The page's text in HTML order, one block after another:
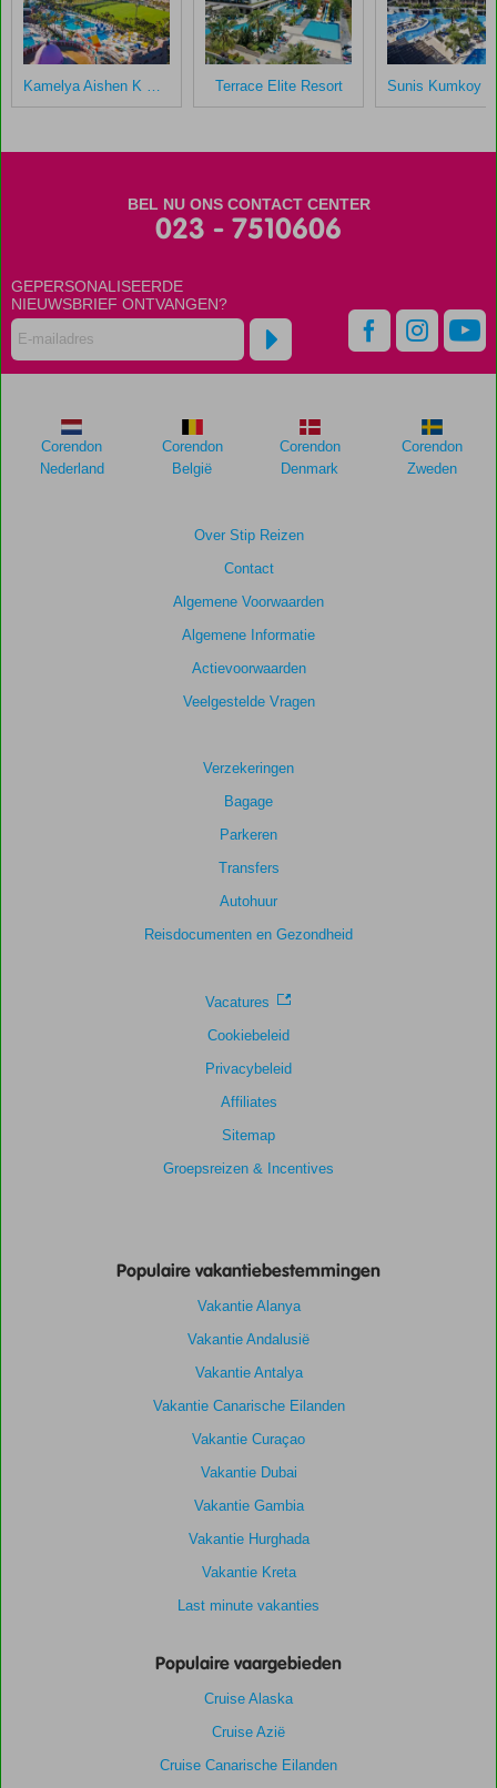
na
hun
verblijf
Royal
dan
48
maanden
niet
weergegeven
om
de
8,6
Kamers
8,1
Kamelya Aishen K Club Terrace Elite Resort
BEL NU ONS CONTACT CENTER
023 - 7510606
GEPERSONALISEERDE
NIEUWSBRIEF ONTVANGEN?
Over Stip Reizen
Contact
Algemene Voorwaarden
Algemene Informatie
Actievoorwaarden
Veelgestelde Vragen
Verzekeringen
Bagage
Parkeren
Transfers
Autohuur
Reisdocumenten en Gezondheid
Vacatures
Cookiebeleid
Privacybeleid
Affiliates
Sitemap
Groepsreizen & Incentives
Corendon
Nederland
Corendon
België
Corendon
Denmark
Corendon
Zweden
Populaire vakantiebestemmingen
Vakantie Alanya
Vakantie Andalusië
Vakantie Antalya
Vakantie Canarische Eilanden
Vakantie Curaçao
Vakantie Dubai
Vakantie Gambia
Vakantie Hurghada
Vakantie Kreta
Last minute vakanties
Populaire vaargebieden
Cruise Alaska
Cruise Azië
Cruise Canarische Eilanden